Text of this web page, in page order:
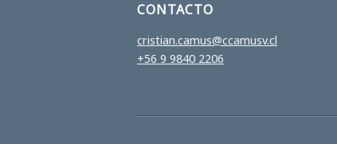
CONTACTO
cristian.camus@ccamusv.cl
+56 9 9840 2206